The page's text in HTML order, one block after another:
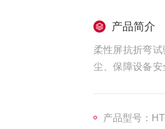
产品简介
柔性屏抗折弯
尘、保障设备
产品型号：